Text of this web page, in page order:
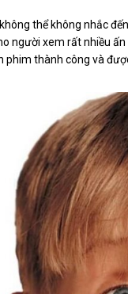
thể không nhắc
người xem rất nhiều
phim thành công và